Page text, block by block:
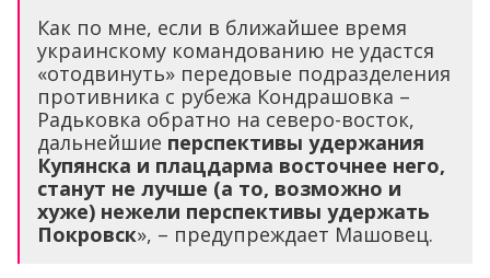
Как по мне, если в ближайшее время
украинскому командованию не удастся
«отодвинуть» передовые подразделения
противника с рубежа Кондрашовка –
Радьковка обратно на северо-восток,
дальнейшие перспективы удержания
Купянска и плацдарма восточнее него,
станут не лучше (а то, возможно и
хуже) нежели перспективы удержать
Покровск», – предупреждает Машовец.